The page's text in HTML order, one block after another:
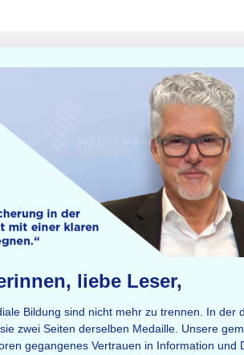
liebe Leser,
Bildung sind nicht mehr zu trennen. In der
zwei Seiten derselben Medaille. Unsere
gegangenes Vertrauen in Information und